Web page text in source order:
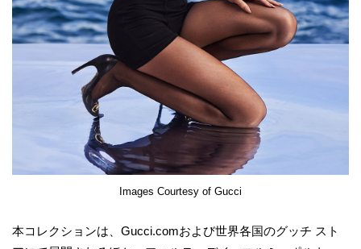
Images Courtesy of Gucci
本コレクションは、Gucci.comおよび世界各国のグッチ スト